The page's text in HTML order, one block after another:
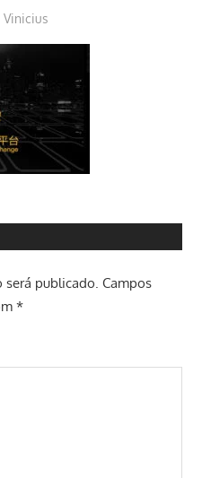
Vinicius
publicado. Campos
*